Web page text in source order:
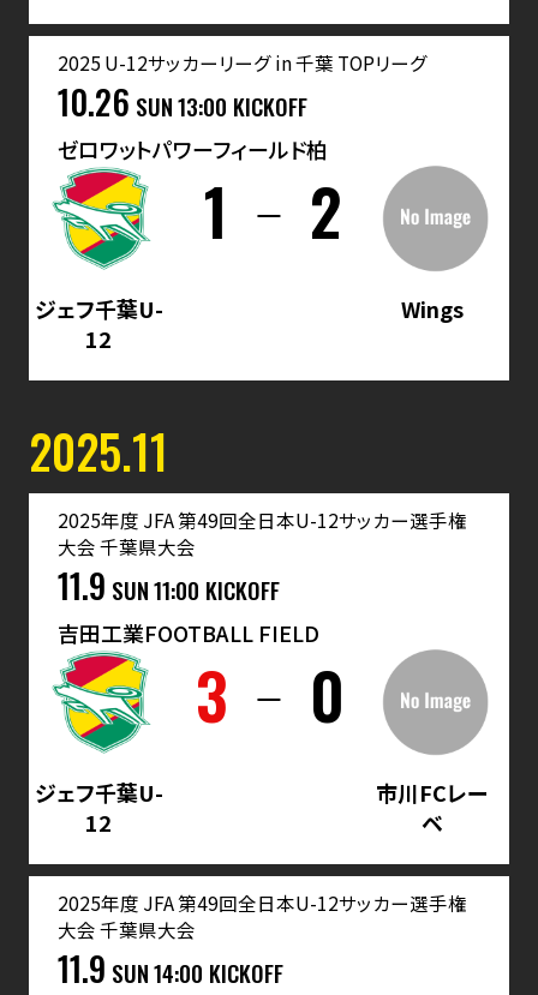
2025 U-12サッカーリーグ in 千葉 TOPリーグ
10.26 SUN13:00 KICKOFF
ゼロワットパワーフィールド柏
ジェフ千葉U-
12
1 2
Wings
2025.11
2025年度 JFA 第49回全日本U-12サッカー選手権
大会 千葉県大会
11.9 SUN11:00 KICKOFF
吉田工業FOOTBALL FIELD
ジェフ千葉U-
12
3 0
市川FCレー
ベ
2025年度 JFA 第49回全日本U-12サッカー選手権
大会 千葉県大会
11.9 SUN14:00 KICKOFF